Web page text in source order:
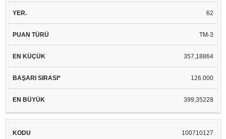
62
TM-3
357,18864
126.000
399,35228
100710127